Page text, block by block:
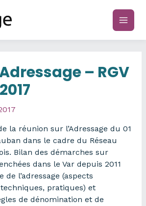
main
– RGV
la réunion sur l’Adressage du 01
dans le cadre du Réseau
Bilan des démarches sur
dans le Var depuis 2011
de l’adressage (aspects
pratiques) et
de dénomination et de